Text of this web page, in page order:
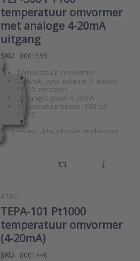
temperatuur omvormer
met analoge 4-20mA
uitgang
SKU
8001595
Temperatuur omvormer
Geschikt voor externe 3-draads
Pt100 sensoren
Uitgangssignaal 4-20mA
Temperatuur bereik -100 tot
200°C
* Prijzen excl. btw, plus verzendkosten
ATAL
TEPA-101 Pt1000
temperatuur omvormer
(4-20mA)
SKU
8001446